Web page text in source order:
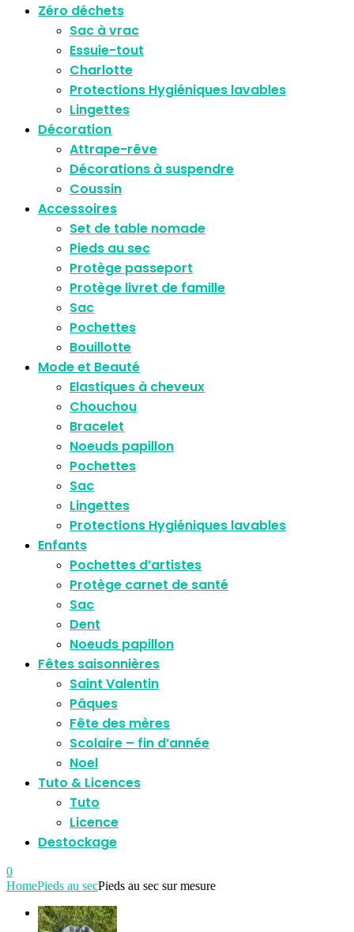
Zéro déchets
Sac à vrac
Essuie-tout
Charlotte
Protections Hygiéniques lavables
Lingettes
Décoration
Attrape-rêve
Décorations à suspendre
Coussin
Accessoires
Set de table nomade
Pieds au sec
Protège passeport
Protège livret de famille
Sac
Pochettes
Bouillotte
Mode et Beauté
Elastiques à cheveux
Chouchou
Bracelet
Noeuds papillon
Pochettes
Sac
Lingettes
Protections Hygiéniques lavables
Enfants
Pochettes d’artistes
Protège carnet de santé
Sac
Dent
Noeuds papillon
Fêtes saisonnières
Saint Valentin
Pâques
Fête des mères
Scolaire – fin d’année
Noel
Tuto & Licences
Tuto
Licence
Destockage
0
HomePieds au secPieds au sec sur mesure